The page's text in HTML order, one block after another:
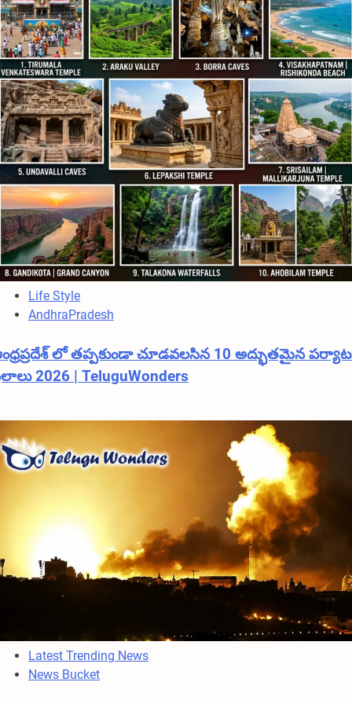
Life Style
AndhraPradesh
లో తప్పకుండా చూడవలసిన 10 అద్భుతమైన
2026 | TeluguWonders
Latest Trending News
News Bucket